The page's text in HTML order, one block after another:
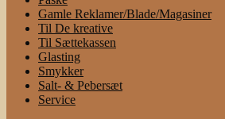
Gamle Reklamer/Blade/Magasiner
Til De kreative
Til Sættekassen
Glasting
Smykker
Salt- & Pebersæt
Service